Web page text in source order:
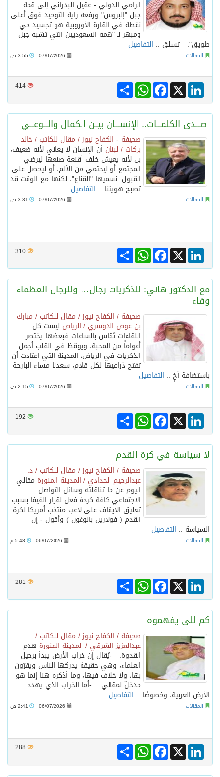
الرامي الدولي - عقيل البدراني إلى قمة
جبل "إلبروس" ورفعه راية التوحيد فوق أعلى
نقطة في القارة الأوروبية هو تجسيد حي
ومبهر لـ "همة السعوديين التي تشبه جبل
طويق". تسلق .. التفاصيل
المقالات 07/07/2026
414 Share
WhatsAppFacebook X
LinkedIn
صـــدى الكلمـــات.. الإنســـان بيــن الكمال والـــوعـــي
صحيفة - الكفاح نيوز / مقال للكاتب / خالد
بركات / لبنان أن الإنسان لا يعاني لأنه ضعيف،
بل لأنه يعيش خلف أقنعة صنعها ليرضي
المجتمع أو ليحتمي من الألم، أو ليحصل على
القبول. نسميها "القناع"، لكنها مع الوقت قد
تصبح هويتنا .. التفاصيل
المقالات 07/07/2026
310 Share
WhatsAppFacebook X
LinkedIn
مع الدكتور هاني: للذكريات رجال… وللرجال العظماء
وفاء
صحيفة / الكفاح نيوز / مقال للكاتب / مبارك
بن عوض الدوسري / الرياض ليست كل
اللقاءات تُقاس بالساعات فبعضها يختصر
أعواماً من المحبة، ويوقظ في القلب أجمل
الذكريات في الرياض، المدينة التي اعتادت أن
تفتح ذراعيها لكل قادم، سعدنا مساء البارحة
باستضافة أخٍ .. التفاصيل
المقالات 07/07/2026
192 Share
WhatsAppFacebook X
LinkedIn
لا سياسة في كرة القدم
صحيفة / الكفاح نيوز / مقال للكاتب / د.
عبدالرحيم الحدادي / المدينة المنورة مقالي
اليوم عن ما تناقلته وسائل التواصل
الاجتماعي كافة كردة فعل لقرار الفيفا بسبب
تعليق الايقاف على لاعب منتخب أمريكا لكرة
القدم ( فولارين بالوغون ) وأقول - إن
السياسة .. التفاصيل
المقالات 06/07/2026
281 Share
WhatsAppFacebook X
LinkedIn
كم للى يفهموه
صحيفة / الكفاح نيوز / مقال للكاتب /
عبدالعزيز الشرقي / المدينة المنورة هدم
القدوة. -يُقال إن خراب الأرض يبدأ برحيل
العلماء، وهي حقيقة يدركها الناس ويقرّون
بها، ولا خلاف فيها، وما أذكره هنا إنما هو
مدخلٌ لمقالي. -أما الخراب الذي يهدد
الأرض العربية، وخصوصًا .. التفاصيل
المقالات 06/07/2026
288 Share
WhatsAppFacebook X
LinkedIn